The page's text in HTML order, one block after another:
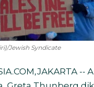
Jewish Syndicate
--